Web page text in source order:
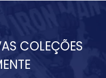
COLEÇÕES